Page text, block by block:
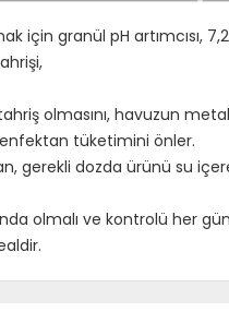
için granül pH artımcısı,
olmasını, havuzun metal
tüketimini önler.
gerekli dozda ürünü su
olmalı ve kontrolü her